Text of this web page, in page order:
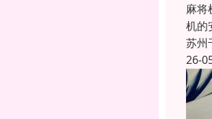
麻将
机的
苏州
26-